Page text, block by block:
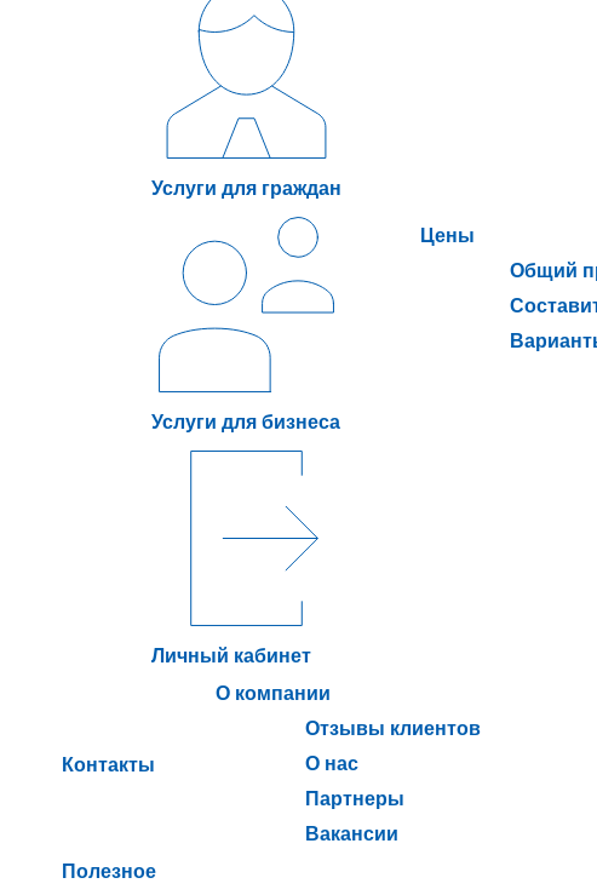
Услуги для граждан
Услуги для бизнеса
Личный кабинет
Цены
Общий
Контакты
О компании
Отзывы клиентов
О нас
Партнеры
Вакансии
Полезное